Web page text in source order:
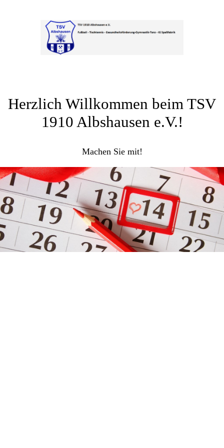
Herzlich Willkommen beim TSV
1910 Albshausen e.V.!
Machen Sie mit!